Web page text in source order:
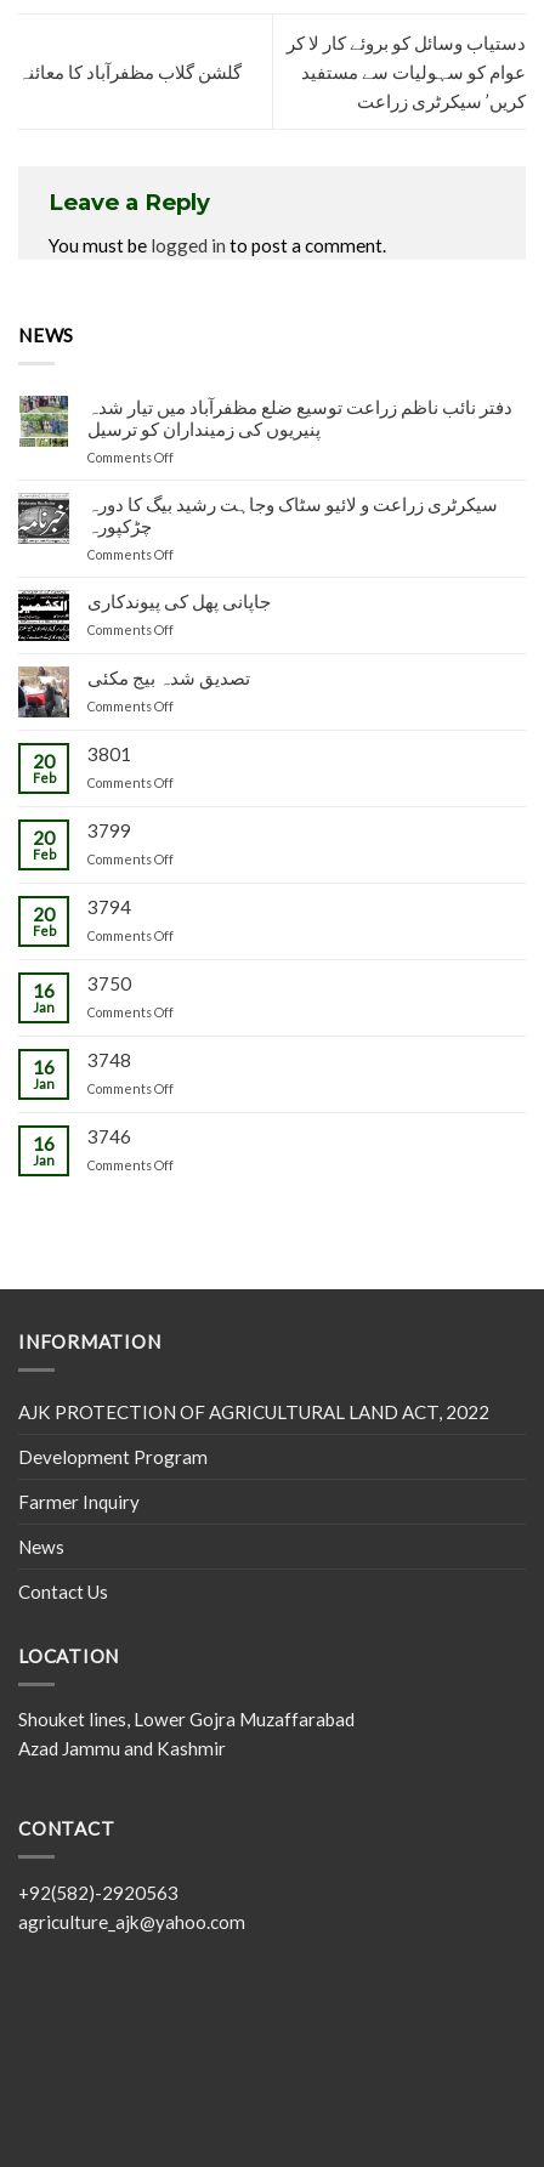
گلشن گلاب مظفرآباد کا معائنہ
دستیاب وسائل کو بروئے کار لا کر
عوام کو سہولیات سے مستفید
کریں’ سیکرٹری زراعت
Leave a Reply
You must be logged in to post a comment.
NEWS
دفتر نائب ناظم زراعت توسیع ضلع مظفرآباد میں تیار شدہ
پنیریوں کی زمینداران کو ترسیل
Comments Offon
ناظم
توسیع
مظفرآباد
پنیریوں
کی
سیکرٹری زراعت و لائیو سٹاک وجاہت رشید بیگ کا دورہ
چڑکپورہ
Comments Offon
زراعت
و
وجاہت
چڑکپورہ
جاپانی پھل کی پیوندکاری
Comments Offon
کی
پیوندکاری
تصدیق شدہ بیج مکئی
Comments Offon
مکئی
20
Feb
3801
Comments Offon
20
Feb
3799
Comments Offon
20
Feb
3794
Comments Offon
16
Jan
3750
Comments Offon
16
Jan
3748
Comments Offon
16
Jan
3746
Comments Offon
INFORMATION
AJK PROTECTION OF AGRICULTURAL LAND ACT, 2022
Development Program
Farmer Inquiry
News
Contact Us
LOCATION
Shouket lines, Lower Gojra Muzaffarabad
Azad Jammu and Kashmir
CONTACT
+92(582)-2920563
agriculture_ajk@yahoo.com